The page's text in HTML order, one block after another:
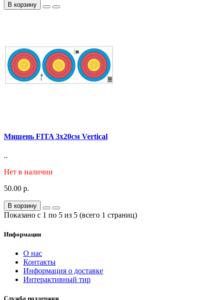
В корзину
Мишень FITA 3х20см Vertical
..
Нет в наличии
50.00 р.
В корзину
Показано с 1 по 5 из 5 (всего 1 страниц)
Информация
О нас
Контакты
Информация о доставке
Интерактивный тир
Служба поддержки